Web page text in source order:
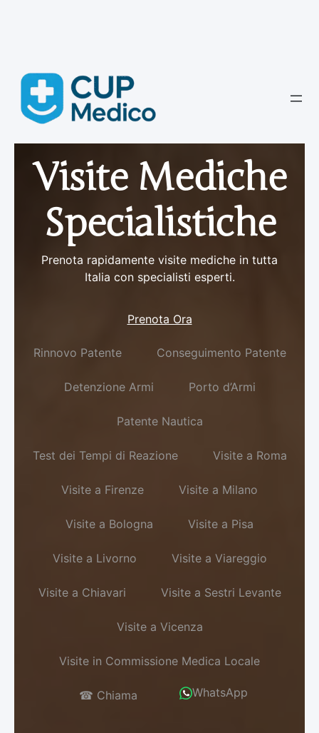
al
contenuto
Visite Mediche
Specialistiche
Prenota rapidamente visite mediche in tutta
Italia con specialisti esperti.
Prenota Ora
Rinnovo Patente Conseguimento Patente
Detenzione Armi Porto d’Armi
Patente Nautica
Test dei Tempi di Reazione Visite a Roma
Visite a Firenze Visite a Milano
Visite a Bologna Visite a Pisa
Visite a Livorno Visite a Viareggio
Visite a Chiavari Visite a Sestri Levante
Visite a Vicenza
Visite in Commissione Medica Locale
☎ Chiama WhatsApp